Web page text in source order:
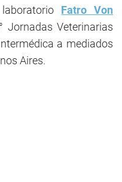
Fatro Von
Jornadas Veterinarias
a mediados
Aires.